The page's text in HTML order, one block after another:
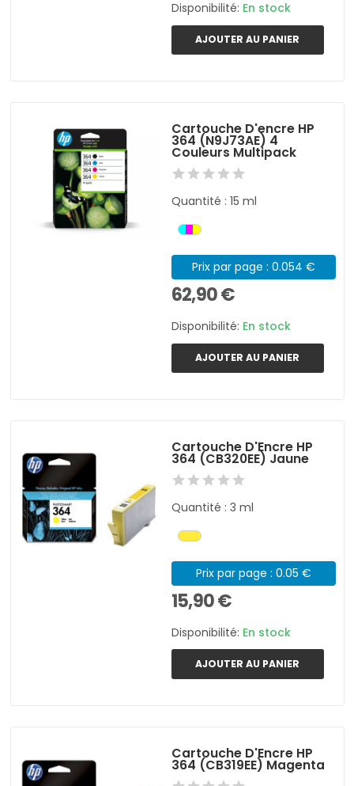
Disponibilité: En stock
AJOUTER AU PANIER
Cartouche D'encre HP
364 (N9J73AE) 4
Couleurs Multipack
Quantité : 15 ml
Prix par page : 0.054 €
62,90 €
Disponibilité: En stock
AJOUTER AU PANIER
Cartouche D'Encre HP
364 (CB320EE) Jaune
Quantité : 3 ml
Prix par page : 0.05 €
15,90 €
Disponibilité: En stock
AJOUTER AU PANIER
Cartouche D'Encre HP
364 (CB319EE) Magenta